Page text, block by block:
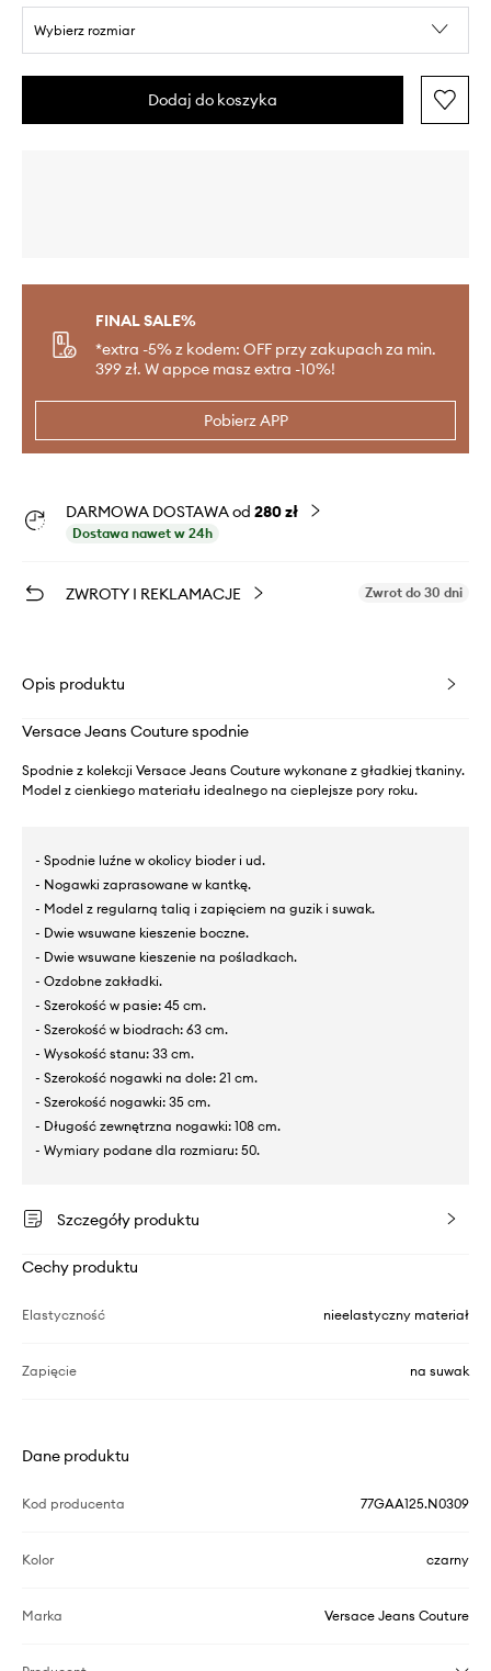
Wybierz rozmiar
Dodaj do koszyka
FINAL SALE%
*extra -5% z kodem: OFF przy zakupach za min.
399 zł. W appce masz extra -10%!
Pobierz APP
DARMOWA DOSTAWA od 280 zł
Dostawa nawet w 24h
ZWROTY I REKLAMACJE Zwrot do 30 dni
Opis produktu
Versace Jeans Couture spodnie
Spodnie z kolekcji Versace Jeans Couture wykonane z gładkiej tkaniny.
Model z cienkiego materiału idealnego na cieplejsze pory roku.
- Spodnie luźne w okolicy bioder i ud.
- Nogawki zaprasowane w kantkę.
- Model z regularną talią i zapięciem na guzik i suwak.
- Dwie wsuwane kieszenie boczne.
- Dwie wsuwane kieszenie na pośladkach.
- Ozdobne zakładki.
- Szerokość w pasie: 45 cm.
- Szerokość w biodrach: 63 cm.
- Wysokość stanu: 33 cm.
- Szerokość nogawki na dole: 21 cm.
- Szerokość nogawki: 35 cm.
- Długość zewnętrzna nogawki: 108 cm.
- Wymiary podane dla rozmiaru: 50.
Szczegóły produktu
Cechy produktu
Elastyczność nieelastyczny materiał
Zapięcie na suwak
Dane produktu
Kod producenta 77GAA125.N0309
Kolor czarny
Marka Versace Jeans Couture